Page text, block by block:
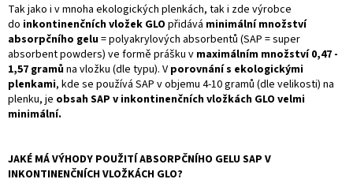
Tak jako i v mnoha ekologických plenkách, tak i zde výrobce
do inkontinenčních vložek GLO přidává minimální množství
absorpčního gelu= polyakrylových absorbentů (SAP = super
absorbent powders) ve formě prášku v maximálním množství 0,47 -
1,57 gramůna vložku (dle typu). V porovnání s ekologickými
plenkami, kde se používá SAP v objemu 4-10 gramů (dle velikosti) na
plenku, je obsah SAP v inkontinenčních vložkách GLO velmi
minimální.
JAKÉ MÁ VÝHODY POUŽITÍ ABSORPČNÍHO GELU SAP V
INKONTINENČNÍCH VLOŽKÁCH GLO?